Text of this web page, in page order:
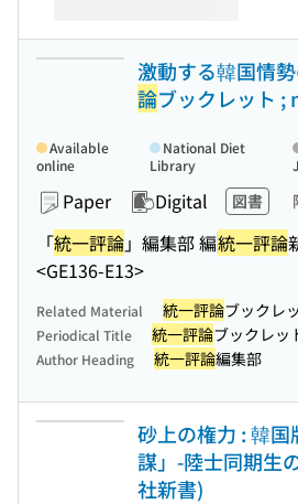
激動する韓国情
論ブックレット ;
Paper Digital 図書
「統一評論」編集部 編統一評論
<GE136-E13>
Available
online
National Diet
Library
Related Material 統一評論ブックレ
Periodical Title 統一評論ブックレッ
Author Heading 統一評論編集部
砂上の権力 : 韓
謀」-陸士同期生
社新書)